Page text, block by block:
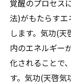
覚醒のプロセス
法)がもたらすエ
します。気功(
内のエネルギー
化されることで
す。気功(天啓